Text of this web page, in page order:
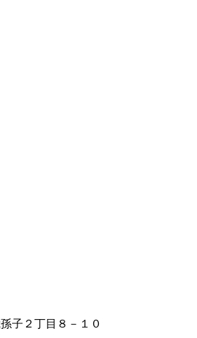
子２丁目８－１０